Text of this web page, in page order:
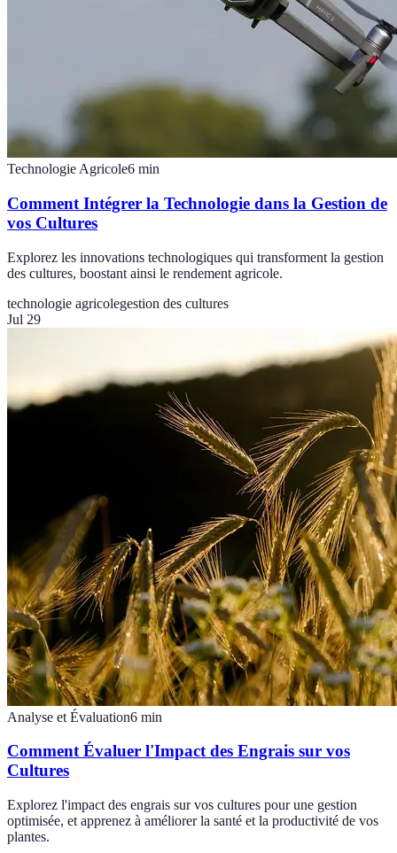
Technologie Agricole6 min
Comment Intégrer la Technologie dans la Gestion de
vos Cultures
Explorez les innovations technologiques qui transforment la gestion
des cultures, boostant ainsi le rendement agricole.
technologie agricolegestion des cultures
Jul 29
Analyse et Évaluation6 min
Comment Évaluer l'Impact des Engrais sur vos
Cultures
Explorez l'impact des engrais sur vos cultures pour une gestion
optimisée, et apprenez à améliorer la santé et la productivité de vos
plantes.